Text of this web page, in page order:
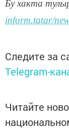
Бу хакта
inform.tatar/
Следите за
Telegram-
Читайте